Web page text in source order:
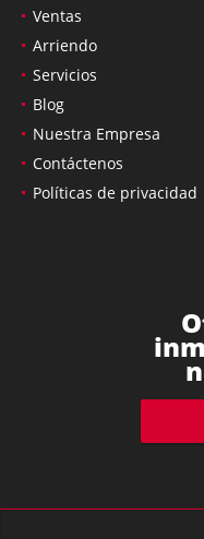
Ventas
Arriendo
Servicios
Blog
Nuestra Empresa
Contáctenos
Políticas de privacidad